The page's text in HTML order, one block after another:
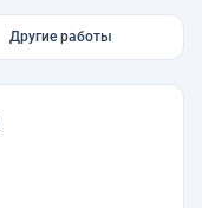
Другие работы